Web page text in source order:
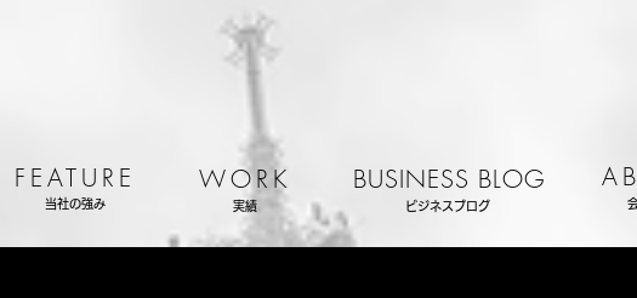
FEATURE
当社の強み
WORK
実績
BUSINESS BLOG
ビジネスブログ